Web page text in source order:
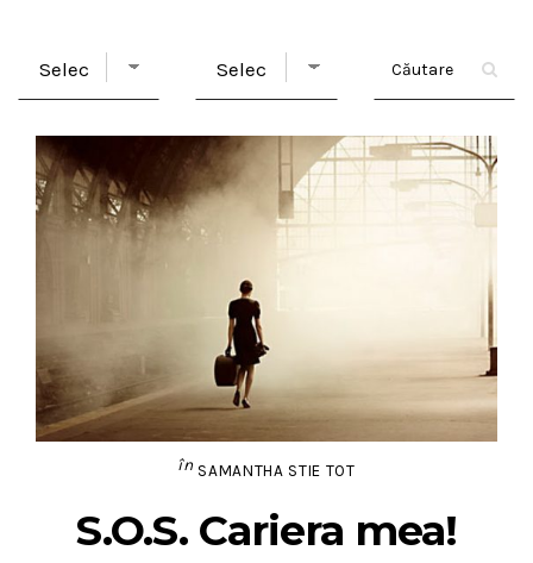
în SAMANTHA STIE TOT
S.O.S. Cariera mea!